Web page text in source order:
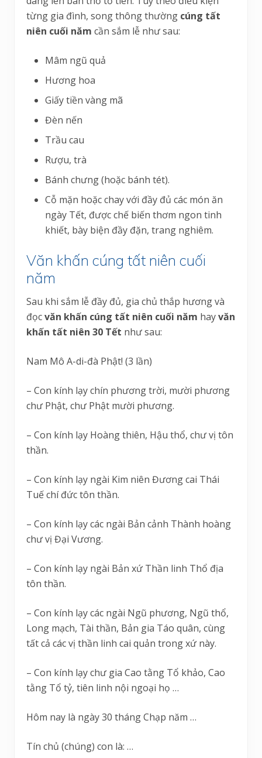
từng gia đình, song thông thường cúng tất
niên cuối năm cần sắm lễ như sau:
Mâm ngũ quả
Hương hoa
Giấy tiền vàng mã
Đèn nến
Trầu cau
Rượu, trà
Bánh chưng (hoặc bánh tét).
Cỗ mặn hoặc chay với đầy đủ các món ăn
ngày Tết, được chế biến thơm ngon tinh
khiết, bày biện đầy đặn, trang nghiêm.
Văn khấn cúng tất niên cuối
năm
Sau khi sắm lễ đầy đủ, gia chủ thắp hương và
đọcvăn khấn cúng tất niên cuối năm hayvăn
khấn tất niên 30 Tết như sau:
Nam Mô A-di-đà Phật! (3 lần)
– Con kính lạy chín phương trời, mười phương
chư Phật, chư Phật mười phương.
– Con kính lạy Hoàng thiên, Hậu thổ, chư vị tôn
thần.
– Con kính lạy ngài Kim niên Đương cai Thái
Tuế chí đức tôn thần.
– Con kính lạy các ngài Bản cảnh Thành hoàng
chư vị Đại Vương.
– Con kính lạy ngài Bản xứ Thần linh Thổ địa
tôn thần.
– Con kính lạy các ngài Ngũ phương, Ngũ thổ,
Long mạch, Tài thần, Bản gia Táo quân, cùng
tất cả các vị thần linh cai quản trong xứ này.
– Con kính lạy chư gia Cao tằng Tổ khảo, Cao
tằng Tổ tỷ, tiên linh nội ngoại họ …
Hôm nay là ngày 30 tháng Chạp năm …
Tín chủ (chúng) con là: …